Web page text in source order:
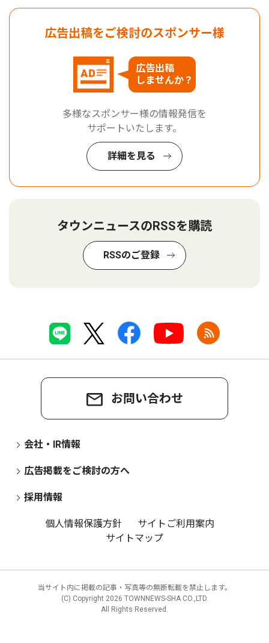
広告出稿をご検討のスポンサー様
広告出稿
しませんか？
多様なスポンサー様の情報発信を
サポートいたします。
詳細を見る
タウンニュースのRSSを購読
RSSのご登録
お問い合わせ
会社・IR情報
広告掲載をご検討の方へ
採用情報
個人情報保護方針
サイトご利用案内
サイトマップ
当サイト内に掲載の記事・写真等の無断転載を禁止します。
(C) Copyright 2026 TOWNNEWS-SHA CO.,LTD.
All Rights Reserved.